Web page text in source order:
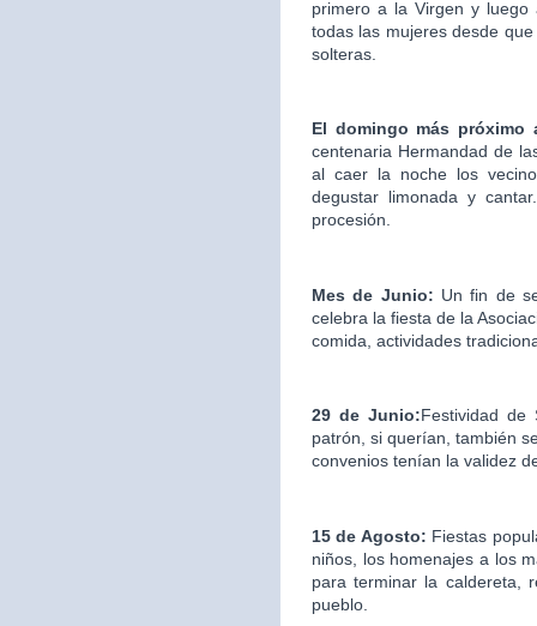
primero a la Virgen y luego
todas las mujeres desde
solteras.
El domingo más
centenaria Hermandad de
al caer la noche los
degustar limonada y
procesión.
Mes de Junio: Un fin de
celebra la fiesta de la
comida, actividades
29 de Junio:Festividad de
patrón, si querían, también
convenios tenían la validez
15 de Agosto: Fiestas
niños, los homenajes a los
para terminar la caldereta,
pueblo.